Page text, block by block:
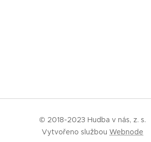
© 2018-2023 Hudba v nás, z. s.
Vytvořeno službou Webnode